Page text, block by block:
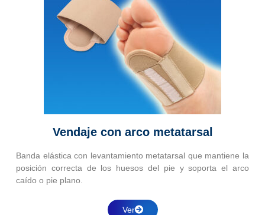
Vendaje con arco metatarsal
Banda elástica con levantamiento metatarsal que mantiene la
posición correcta de los huesos del pie y soporta el arco
caído o pie plano.
Ver